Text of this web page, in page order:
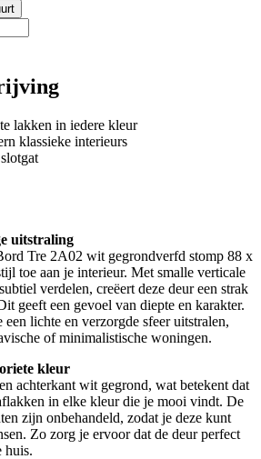
lakken in iedere kleur
klassieke interieurs
uitstraling
Tre 2A02 wit gegrondverfd stomp 88 x
toe aan je interieur. Met smalle verticale
verdelen, creëert deze deur een strak
geeft een gevoel van diepte en karakter.
lichte en verzorgde sfeer uitstralen,
of minimalistische woningen.
kleur
achterkant wit gegrond, wat betekent dat
in elke kleur die je mooi vindt. De
zijn onbehandeld, zodat je deze kunt
Zo zorg je ervoor dat de deur perfect
huis.